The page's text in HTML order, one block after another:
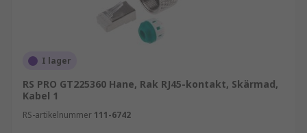
I lager
RS PRO GT225360 Hane, Rak RJ45-kontakt, Skärmad,
Kabel 1
RS-artikelnummer 111-6742